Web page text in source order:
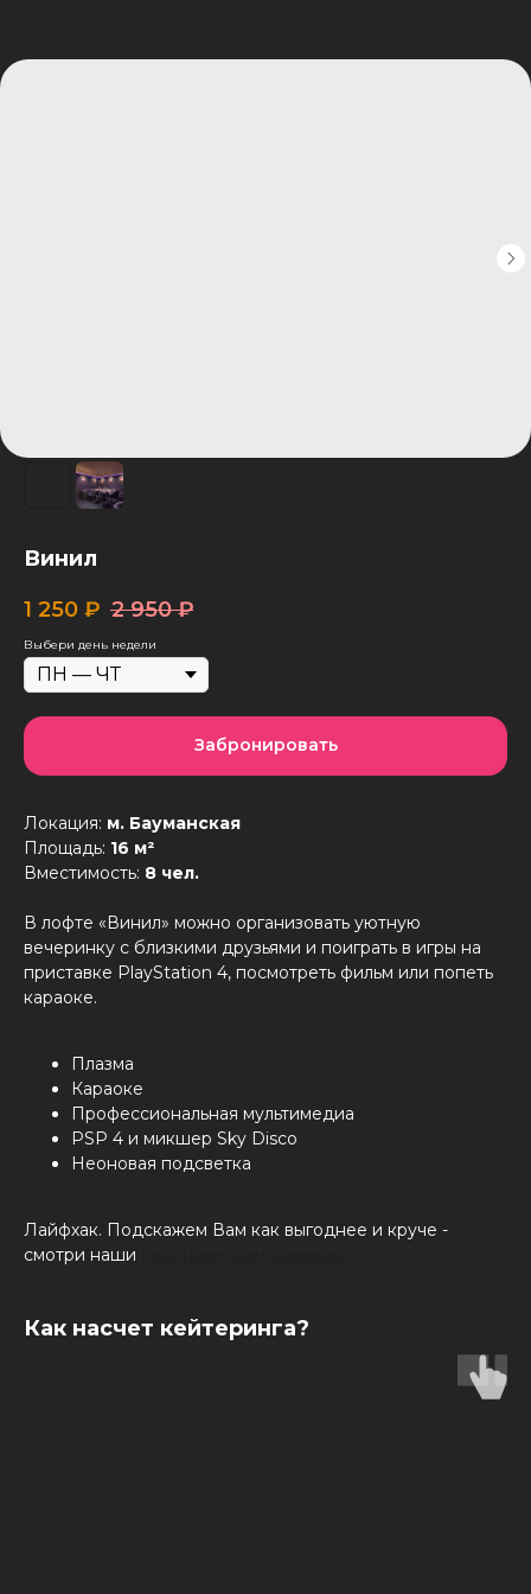
Винил
1 250 ₽ 2 950 ₽
Выбери день недели
Забронировать
Локация: м. Бауманская
Площадь: 16 м²
Вместимость: 8 чел.
В лофте «Винил» можно организовать уютную
вечеринку с близкими друзьями и поиграть в игры на
приставке PlayStation 4, посмотреть фильм или попеть
караоке.
Плазма
Караоке
Профессиональная мультимедиа
PSP 4 и микшер Sky Disco
Неоновая подсветка
Лайфхак. Подскажем Вам как выгоднее и круче -
смотри наши
Как насчет кейтеринга?